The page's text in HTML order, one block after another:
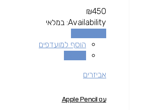
₪450
Availability: במלאי
הוסף למועדפים
אביזרים
עט Apple Pencil